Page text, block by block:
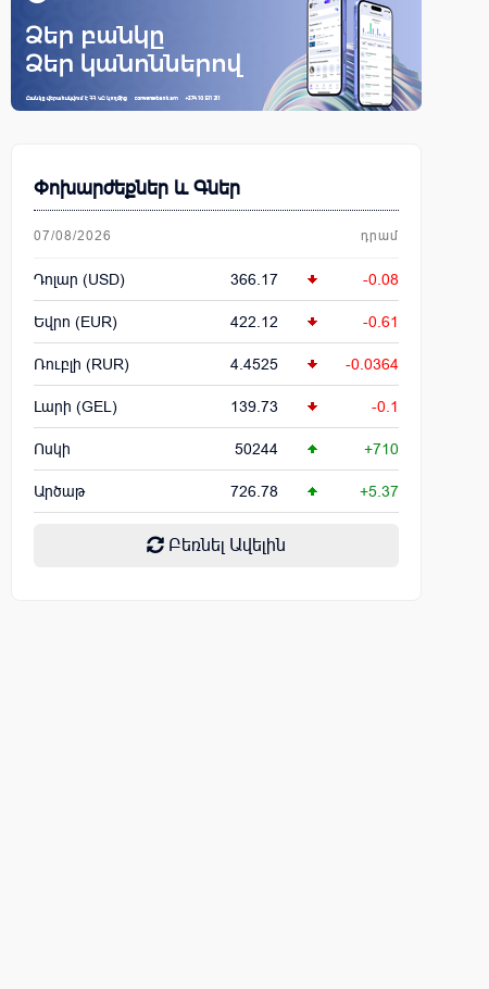
Փոխարժեքներ և Գներ
07/08/2026 դրամ
Դոլար (USD) 366.17 -0.08
Եվրո (EUR) 422.12 -0.61
Ռուբլի (RUR) 4.4525 -0.0364
Լարի (GEL) 139.73 -0.1
Ոսկի 50244 +710
Արծաթ 726.78 +5.37
Բեռնել Ավելին